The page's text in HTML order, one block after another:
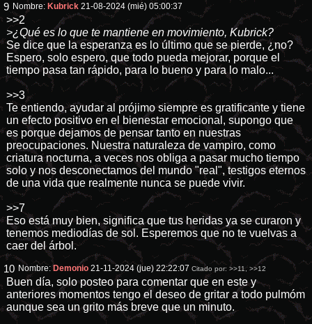
9 Nombre: Kubrick 21-08-2024 (mié) 05:00:37
>>2
>¿Qué es lo que te mantiene en movimiento, Kubrick?
Se dice que la esperanza es lo último que se pierde, ¿no?
Espero, solo espero, que todo pueda mejorar, porque el
tiempo pasa tan rápido, para lo bueno y para lo malo...
>>3
Te entiendo, ayudar al prójimo siempre es gratificante y tiene
un efecto positivo en el bienestar emocional, supongo que
es porque dejamos de pensar tanto en nuestras
preocupaciones. Nuestra naturaleza de vampiro, como
criatura nocturna, a veces nos obliga a pasar mucho tiempo
solo y nos desconectamos del mundo "real", testigos eternos
de una vida que realmente nunca se puede vivir.
>>7
Eso está muy bien, significa que tus heridas ya se curaron y
tenemos mediodías de sol. Esperemos que no te vuelvas a
caer del árbol.
10 Nombre: Demonio 21-11-2024 (jue) 22:22:07 Citado por:>>11,>>12
Buen día, solo posteo para comentar que en este y
anteriores momentos tengo el deseo de gritar a todo pulmóm
aunque sea un grito más breve que un minuto.